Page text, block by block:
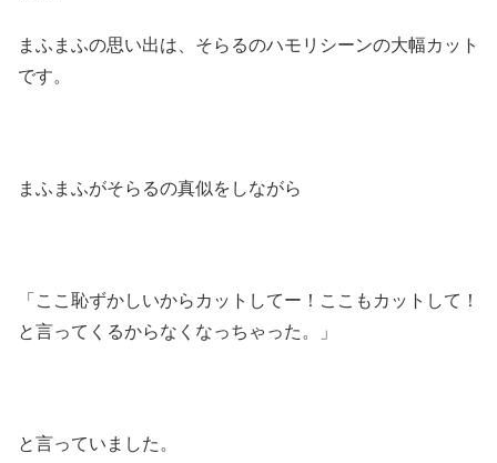
まふまふの思い出は、そらるのハモリシーンの大幅カット
です。
まふまふがそらるの真似をしながら
「ここ恥ずかしいからカットしてー！ここもカットして！
と言ってくるからなくなっちゃった。」
と言っていました。